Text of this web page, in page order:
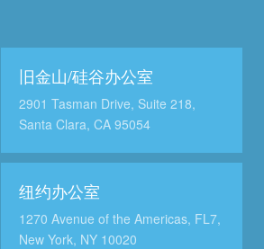
旧金山/硅谷办公室
2901 Tasman Drive, Suite 218,
Santa Clara, CA 95054
纽约办公室
1270 Avenue of the Americas, FL7,
New York, NY 10020